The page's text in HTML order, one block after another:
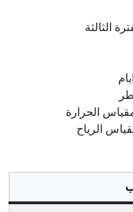
الثالثة
الحرارة
الرياح